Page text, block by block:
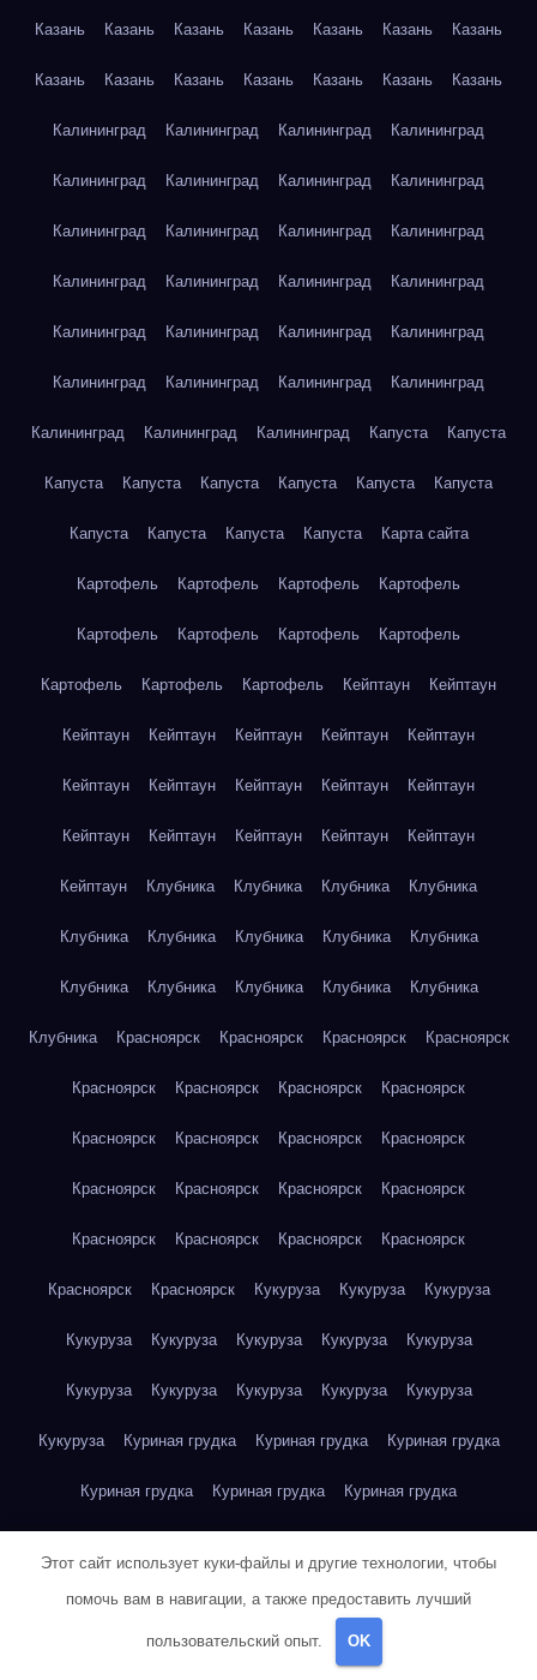
Казань Казань Казань Казань Казань Казань Казань
Казань Казань Казань Казань Казань Казань Казань
Калининград Калининград Калининград Калининград
Калининград Калининград Калининград Калининград
Калининград Калининград Калининград Калининград
Калининград Калининград Калининград Калининград
Калининград Калининград Калининград Калининград
Калининград Калининград Калининград Калининград
Калининград Калининград Калининград Капуста Капуста
Капуста Капуста Капуста Капуста Капуста Капуста
Капуста Капуста Капуста Капуста Карта сайта
Картофель Картофель Картофель Картофель
Картофель Картофель Картофель Картофель
Картофель Картофель Картофель Кейптаун Кейптаун
Кейптаун Кейптаун Кейптаун Кейптаун Кейптаун
Кейптаун Кейптаун Кейптаун Кейптаун Кейптаун
Кейптаун Кейптаун Кейптаун Кейптаун Кейптаун
Кейптаун Клубника Клубника Клубника Клубника
Клубника Клубника Клубника Клубника Клубника
Клубника Клубника Клубника Клубника Клубника
Клубника Красноярск Красноярск Красноярск Красноярск
Красноярск Красноярск Красноярск Красноярск
Красноярск Красноярск Красноярск Красноярск
Красноярск Красноярск Красноярск Красноярск
Красноярск Красноярск Красноярск Красноярск
Красноярск Красноярск Кукуруза Кукуруза Кукуруза
Кукуруза Кукуруза Кукуруза Кукуруза Кукуруза
Кукуруза Кукуруза Кукуруза Кукуруза Кукуруза
Кукуруза Куриная грудка Куриная грудка Куриная грудка
Куриная грудка Куриная грудка Куриная грудка
Куриная грудка Куриная грудка Куриная грудка
Куриная грудка Куриная грудка Куриная грудка
Этот сайт использует куки-файлы и другие технологии, чтобы
помочь вам в навигации, а также предоставить лучший
пользовательский опыт. OK